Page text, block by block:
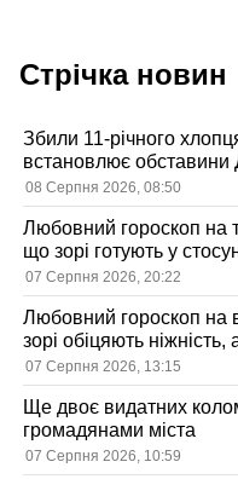
Стрічка новин
Збили 11-річного
встановлює обставини
08 Серпня 2026, 08:50
Любовний гороскоп на
що зорі готують у
07 Серпня 2026, 20:22
Любовний гороскоп на
зорі обіцяють
07 Серпня 2026, 13:15
Ще двоє видатних
громадянами міста
07 Серпня 2026, 10:59